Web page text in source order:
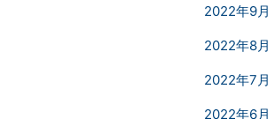
2022年9月
2022年8月
2022年7月
2022年6月